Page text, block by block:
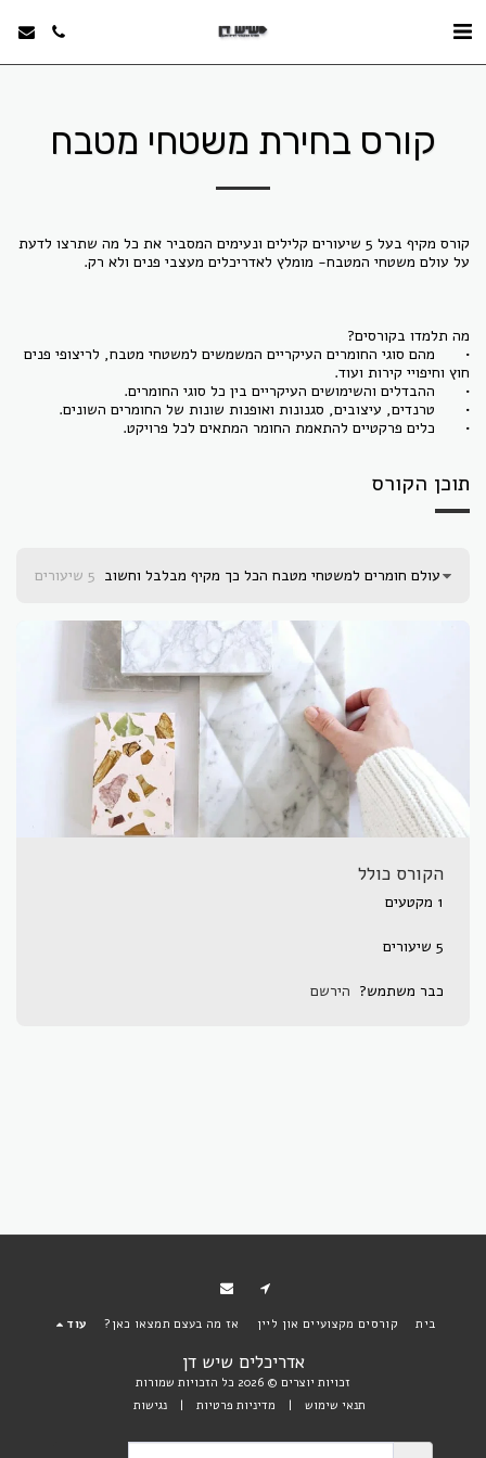
קורס בחירת משטחי מטבח
•	כלים פרקטיים להתאמת החומר המתאים לכל פרויקט.
תוכן הקורס
עולם חומרים למשטחי מטבח הכל כך מקיף מבלבל וחשוב 5 שיעורים
הקורס כולל
1 מקטעים
5 שיעורים
כבר משתמש? הירשם
אדריכלים שיש דן
זכויות יוצרים © 2026 כל הזכויות שמורות
תנאי שימוש | מדיניות פרטיות | נגישות
בית קורסים מקצועיים און ליין אז מה בעצם תמצאו כאן? עוד